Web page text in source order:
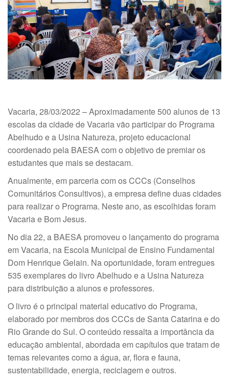
Vacaria, 28/03/2022 – Aproximadamente 500 alunos de 13
escolas da cidade de Vacaria vão participar do Programa
Abelhudo e a Usina Natureza, projeto educacional
coordenado pela BAESA com o objetivo de premiar os
estudantes que mais se destacam.
Anualmente, em parceria com os CCCs (Conselhos
Comunitários Consultivos), a empresa define duas cidades
para realizar o Programa. Neste ano, as escolhidas foram
Vacaria e Bom Jesus.
No dia 22, a BAESA promoveu o lançamento do programa
em Vacaria, na Escola Municipal de Ensino Fundamental
Dom Henrique Gelain. Na oportunidade, foram entregues
535 exemplares do livro Abelhudo e a Usina Natureza
para distribuição a alunos e professores.
O livro é o principal material educativo do Programa,
elaborado por membros dos CCCs de Santa Catarina e do
Rio Grande do Sul. O conteúdo ressalta a importância da
educação ambiental, abordada em capítulos que tratam de
temas relevantes como a água, ar, flora e fauna,
sustentabilidade, energia, reciclagem e outros.